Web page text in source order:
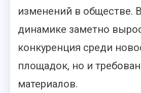
изменений в обществе.
динамике заметно
конкуренция среди
площадок, но и
материалов.